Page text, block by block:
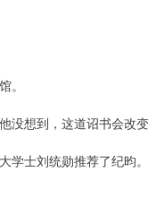
。
想到，这道诏书会改变
学士刘统勋推荐了纪昀